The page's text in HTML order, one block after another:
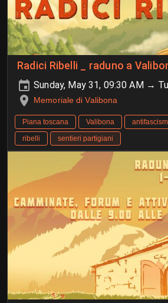
Radici Ribelli _ raduno a
Sunday, May 31, 09:30 AM →
Memoriale di Valibona
Piana toscana Valibona
ribelli
sentieri partigiani